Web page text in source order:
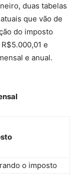
duas tabelas
que vão de
do imposto
e
e anual.
o imposto